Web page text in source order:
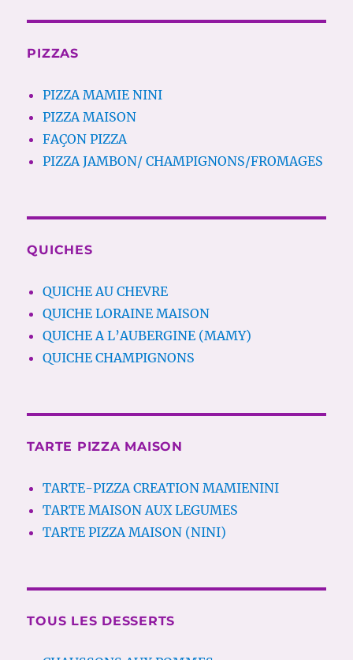
PIZZAS
PIZZA MAMIE NINI
PIZZA MAISON
FAÇON PIZZA
PIZZA JAMBON/ CHAMPIGNONS/FROMAGES
QUICHES
QUICHE AU CHEVRE
QUICHE LORAINE MAISON
QUICHE A L’AUBERGINE (MAMY)
QUICHE CHAMPIGNONS
TARTE PIZZA MAISON
TARTE-PIZZA CREATION MAMIENINI
TARTE MAISON AUX LEGUMES
TARTE PIZZA MAISON (NINI)
TOUS LES DESSERTS